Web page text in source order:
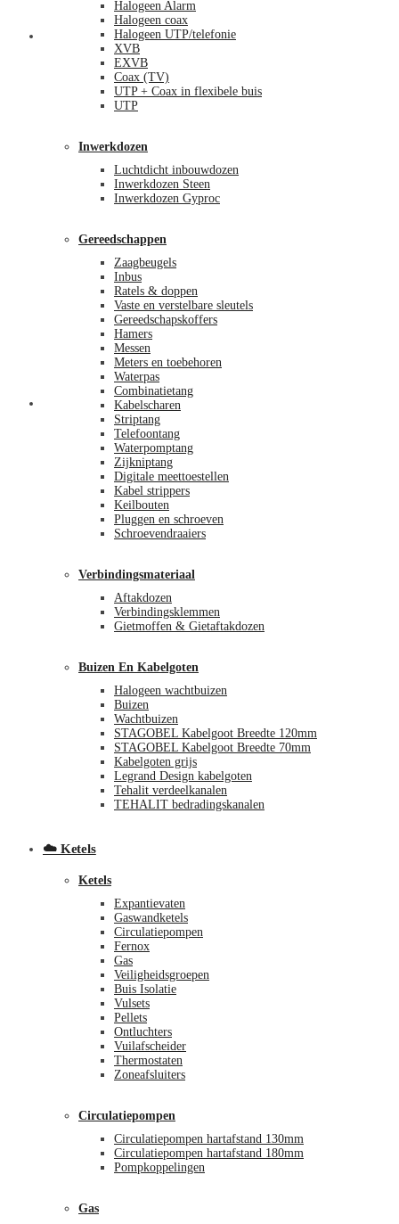
Mijn account
Halogeen Alarm
Halogeen coax
Halogeen UTP/telefonie
XVB
EXVB
Coax (TV)
UTP + Coax in flexibele buis
UTP
Inwerkdozen
Luchtdicht inbouwdozen
Inwerkdozen Steen
Inwerkdozen Gyproc
Gereedschappen
Zaagbeugels
Inbus
Ratels & doppen
Vaste en verstelbare sleutels
Gereedschapskoffers
Hamers
Messen
Meters en toebehoren
Waterpas
Combinatietang
Kabelscharen
Striptang
Telefoontang
Waterpomptang
Zijkniptang
Digitale meettoestellen
Kabel strippers
Keilbouten
Pluggen en schroeven
Schroevendraaiers
Verbindingsmateriaal
Aftakdozen
Verbindingsklemmen
Gietmoffen & Gietaftakdozen
Buizen En Kabelgoten
Halogeen wachtbuizen
Buizen
Wachtbuizen
STAGOBEL Kabelgoot Breedte 120mm
STAGOBEL Kabelgoot Breedte 70mm
Kabelgoten grijs
Legrand Design kabelgoten
Tehalit verdeelkanalen
TEHALIT bedradingskanalen
☁️ Ketels
Ketels
Expantievaten
Gaswandketels
Circulatiepompen
Fernox
Gas
Veiligheidsgroepen
Buis Isolatie
Vulsets
Pellets
Ontluchters
Vuilafscheider
Thermostaten
Zoneafsluiters
Circulatiepompen
Circulatiepompen hartafstand 130mm
Circulatiepompen hartafstand 180mm
Pompkoppelingen
Gas